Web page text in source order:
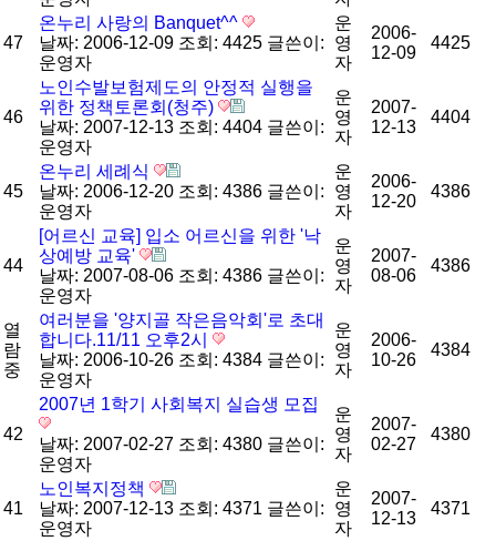
47
온누리 사랑의 Banquet^^
날짜: 2006-12-09 조회: 4425 글쓴이:
운영자
운
영
자
2006-
12-09
4425
46
노인수발보험제도의 안정적 실행을
위한 정책토론회(청주)
날짜: 2007-12-13 조회: 4404 글쓴이:
운영자
운
영
자
2007-
12-13
4404
45
온누리 세례식
날짜: 2006-12-20 조회: 4386 글쓴이:
운영자
운
영
자
2006-
12-20
4386
44
[어르신 교육] 입소 어르신을 위한 '낙
상예방 교육'
날짜: 2007-08-06 조회: 4386 글쓴이:
운영자
운
영
자
2007-
08-06
4386
열
람
중
여러분을 '양지골 작은음악회'로 초대
합니다.11/11 오후2시
날짜: 2006-10-26 조회: 4384 글쓴이:
운영자
운
영
자
2006-
10-26
4384
42
2007년 1학기 사회복지 실습생 모집
날짜: 2007-02-27 조회: 4380 글쓴이:
운영자
운
영
자
2007-
02-27
4380
41
노인복지정책
날짜: 2007-12-13 조회: 4371 글쓴이:
운영자
운
영
자
2007-
12-13
4371